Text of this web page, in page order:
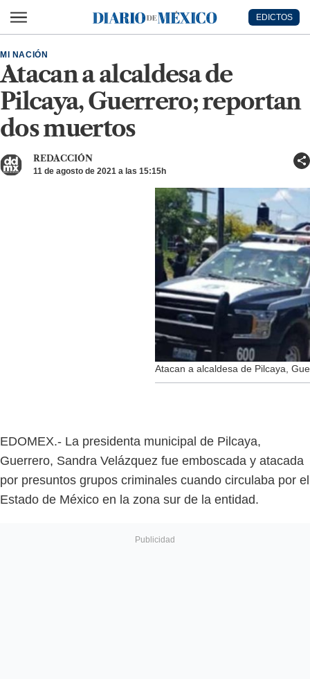
Diario de México
EDICTOS
Atacan a alcaldesa de
Pilcaya, Guerrero; reportan
dos muertos
MI NACIÓN
REDACCIÓN
11 de agosto de 2021 a las 15:15h
Atacan a alcaldesa de Pilcaya,
EDOMEX.- La presidenta municipal de Pilcaya,
Guerrero, Sandra Velázquez fue emboscada y atacada
por presuntos grupos criminales cuando circulaba por el
Estado de México en la zona sur de la entidad.